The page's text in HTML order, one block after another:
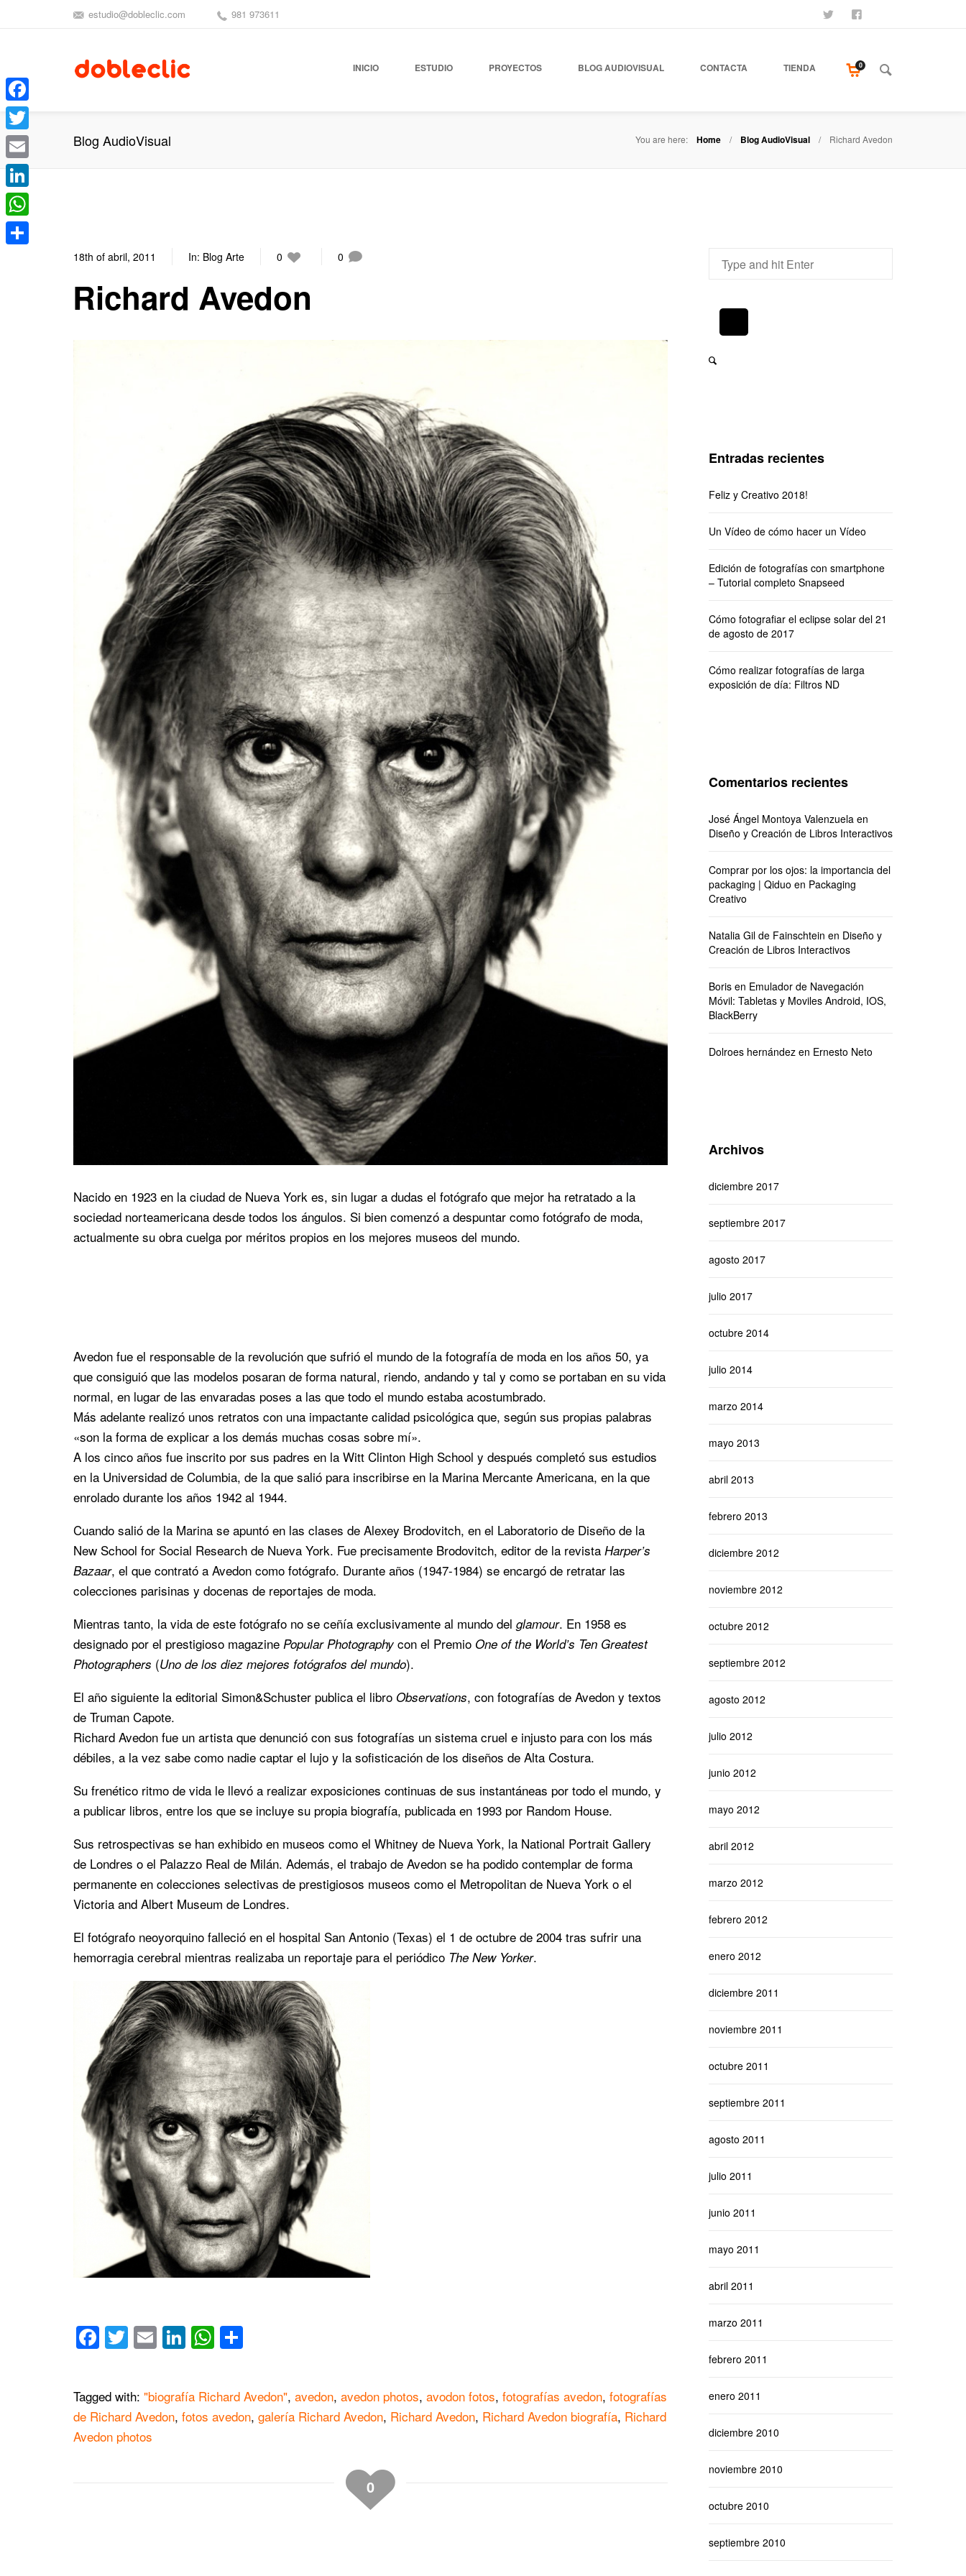
estudio@dobleclic.com 981 973611 SÍGUENOS
INICIO ESTUDIO PROYECTOS BLOG AUDIOVISUAL CONTACTA TIENDA 0
Blog AudioVisual You are here: Home Blog AudioVisual Richard Avedon
18th of abril, 2011 In: Blog Arte 0 0
Richard Avedon
Nacido en 1923 en la ciudad de Nueva York es, sin lugar a dudas el fotógrafo que mejor ha retratado a la
sociedad norteamericana desde todos los ángulos. Si bien comenzó a despuntar como fotógrafo de moda,
actualmente su obra cuelga por méritos propios en los mejores museos del mundo.
Avedon fue el responsable de la revolución que sufrió el mundo de la fotografía de moda en los años 50, ya
que consiguió que las modelos posaran de forma natural, riendo, andando y tal y como se portaban en su vida
normal, en lugar de las envaradas poses a las que todo el mundo estaba acostumbrado.
Más adelante realizó unos retratos con una impactante calidad psicológica que, según sus propias palabras
«son la forma de explicar a los demás muchas cosas sobre mí».
A los cinco años fue inscrito por sus padres en la Witt Clinton High School y después completó sus estudios
en la Universidad de Columbia, de la que salió para inscribirse en la Marina Mercante Americana, en la que
enrolado durante los años 1942 al 1944.
Cuando salió de la Marina se apuntó en las clases de Alexey Brodovitch, en el Laboratorio de Diseño de la
New School for Social Research de Nueva York. Fue precisamente Brodovitch, editor de la revista Harper’s
Bazaar, el que contrató a Avedon como fotógrafo. Durante años (1947-1984) se encargó de retratar las
colecciones parisinas y docenas de reportajes de moda.
Mientras tanto, la vida de este fotógrafo no se ceñía exclusivamente al mundo del glamour. En 1958 es
designado por el prestigioso magazine Popular Photography con el Premio One of the World’s Ten Greatest
Photographers (Uno de los diez mejores fotógrafos del mundo).
El año siguiente la editorial Simon&Schuster publica el libro Observations, con fotografías de Avedon y textos
de Truman Capote.
Richard Avedon fue un artista que denunció con sus fotografías un sistema cruel e injusto para con los más
débiles, a la vez sabe como nadie captar el lujo y la sofisticación de los diseños de Alta Costura.
Su frenético ritmo de vida le llevó a realizar exposiciones continuas de sus instantáneas por todo el mundo, y
a publicar libros, entre los que se incluye su propia biografía, publicada en 1993 por Random House.
Sus retrospectivas se han exhibido en museos como el Whitney de Nueva York, la National Portrait Gallery
de Londres o el Palazzo Real de Milán. Además, el trabajo de Avedon se ha podido contemplar de forma
permanente en colecciones selectivas de prestigiosos museos como el Metropolitan de Nueva York o el
Victoria and Albert Museum de Londres.
El fotógrafo neoyorquino falleció en el hospital San Antonio (Texas) el 1 de octubre de 2004 tras sufrir una
hemorragia cerebral mientras realizaba un reportaje para el periódico The New Yorker.
Facebook
Twitter
EmailLinkedIn
WhatsApp
Tagged with: "biografía Richard Avedon", avedon, avedon photos, avodon fotos, fotografías avedon, fotografías
de Richard Avedon, fotos avedon, galería Richard Avedon, Richard Avedon, Richard Avedon biografía, Richard
Avedon photos
0
Entradas recientes
Feliz y Creativo 2018!
Un Vídeo de cómo hacer un Vídeo
Edición de fotografías con smartphone
– Tutorial completo Snapseed
Cómo fotografiar el eclipse solar del 21
de agosto de 2017
Cómo realizar fotografías de larga
exposición de día: Filtros ND
Comentarios recientes
José Ángel Montoya Valenzuelaen
Diseño y Creación de Libros Interactivos
Comprar por los ojos: la importancia del
packaging | Qiduo en Packaging
Creativo
Natalia Gil de Fainschtein en Diseño y
Creación de Libros Interactivos
Borisen Emulador de Navegación
Móvil: Tabletas y Moviles Android, IOS,
BlackBerry
Dolroes hernándezen Ernesto Neto
Archivos
diciembre 2017
septiembre 2017
agosto 2017
julio 2017
octubre 2014
julio 2014
marzo 2014
mayo 2013
abril 2013
febrero 2013
diciembre 2012
noviembre 2012
octubre 2012
septiembre 2012
agosto 2012
julio 2012
junio 2012
mayo 2012
abril 2012
marzo 2012
febrero 2012
enero 2012
diciembre 2011
noviembre 2011
octubre 2011
septiembre 2011
agosto 2011
julio 2011
junio 2011
mayo 2011
abril 2011
marzo 2011
febrero 2011
enero 2011
diciembre 2010
noviembre 2010
octubre 2010
septiembre 2010
Facebook
Twitter
Email
LinkedIn
WhatsApp